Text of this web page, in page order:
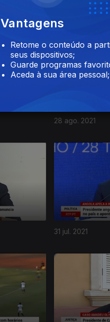
25 set. 2021
28 ago. 2021
31 jul. 2021
Vantagens
Retome o conteúdo a
seus dispositivos;
Guarde programas
Aceda à sua área pessoal;